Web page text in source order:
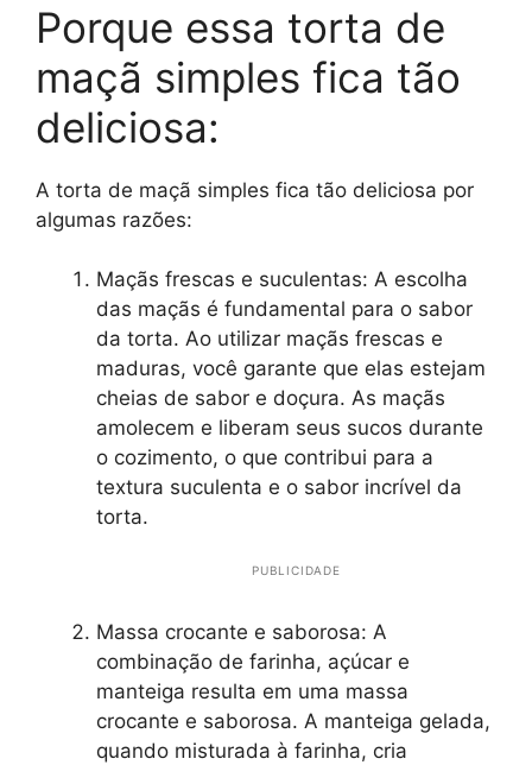
Porque essa torta de
maçã simples fica tão
deliciosa:
A torta de maçã simples fica tão deliciosa por
algumas razões:
Maçãs frescas e suculentas: A escolha
das maçãs é fundamental para o sabor
da torta. Ao utilizar maçãs frescas e
maduras, você garante que elas estejam
cheias de sabor e doçura. As maçãs
amolecem e liberam seus sucos durante
o cozimento, o que contribui para a
textura suculenta e o sabor incrível da
torta.
PUBLICIDADE
Massa crocante e saborosa: A
combinação de farinha, açúcar e
manteiga resulta em uma massa
crocante e saborosa. A manteiga gelada,
quando misturada à farinha, cria